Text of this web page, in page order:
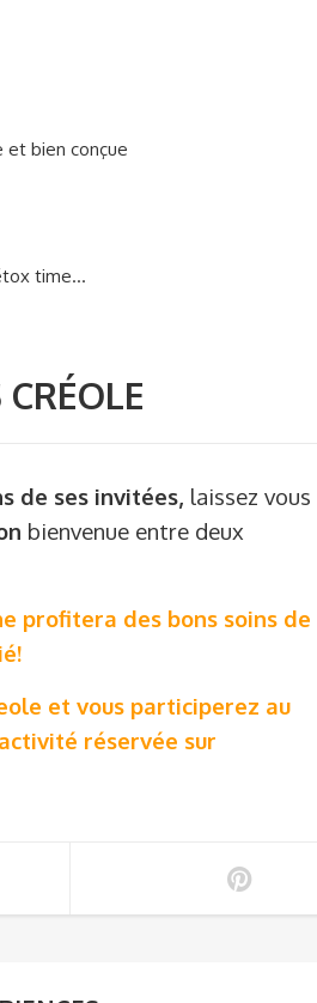
et bien conçue
time…
de ses invitées, laissez vous
bienvenue entre deux
profitera des bons soins de
et vous participerez au
réservée sur